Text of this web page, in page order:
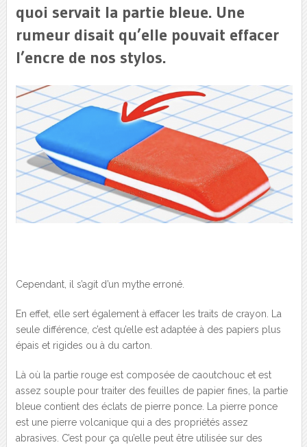
quoi servait la partie bleue. Une
rumeur disait qu’elle pouvait effacer
l’encre de nos stylos.
Cependant, il s’agit d’un mythe erroné.
En effet, elle sert également à effacer les traits de crayon. La
seule différence, c’est qu’elle est adaptée à des papiers plus
épais et rigides ou à du carton.
Là où la partie rouge est composée de caoutchouc et est
assez souple pour traiter des feuilles de papier fines, la partie
bleue contient des éclats de pierre ponce. La pierre ponce
est une pierre volcanique qui a des propriétés assez
abrasives. C’est pour ça qu’elle peut être utilisée sur des